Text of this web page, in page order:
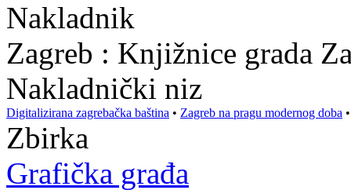
Nakladnik
Zagreb : Knjižnice grada
Nakladnički niz
Digitalizirana zagrebačka baština • Zagreb na pragu modernog doba
Zbirka
Grafička građa